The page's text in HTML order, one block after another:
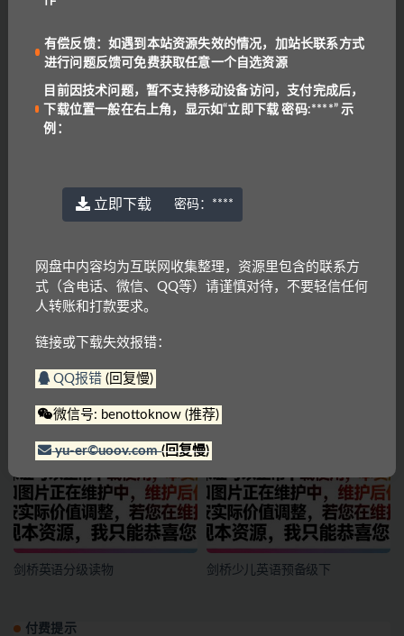
上一篇
有声侦探少儿故事 Encyclopedia Brown 系列8部
英语-专八8000词汇A
单词课
剑桥英语分级读物 剑桥少儿英语预备级下
付费提示
有偿反馈：如遇到本站资源失效的情况，加站长联系方式
进行问题反馈可免费获取任意一个自选资源
目前因技术问题，暂不支持移动设备访问，支付完成后，
下载位置一般在右上角，显示如“立即下载 密码:****” 示
例：
立即下载 密码： ****
网盘中内容均为互联网收集整理，资源里包含的联系方
式（含电话、微信、QQ等）请谨慎对待，不要轻信任何
人转账和打款要求。
链接或下载失效报错：
QQ报错(回复慢)
微信号: benottoknow (推荐)
yu-er©uoov.com(回复慢)